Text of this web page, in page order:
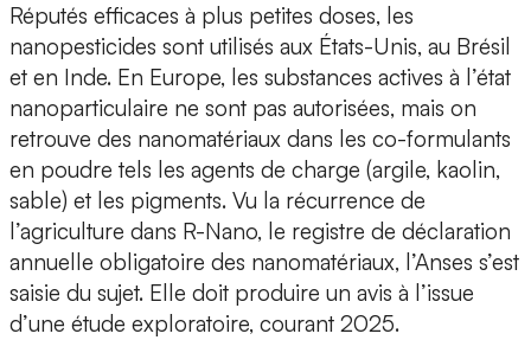
Réputés efficaces à plus petites doses, les
nanopesticides sont utilisés aux États-Unis, au Brésil
et en Inde. En Europe, les substances actives à l’état
nanoparticulaire ne sont pas autorisées, mais on
retrouve des nanomatériaux dans les co-formulants
en poudre tels les agents de charge (argile, kaolin,
sable) et les pigments. Vu la récurrence de
l’agriculture dans R-Nano, le registre de déclaration
annuelle obligatoire des nanomatériaux, l’Anses s’est
saisie du sujet. Elle doit produire un avis à l’issue
d’une étude exploratoire, courant 2025.